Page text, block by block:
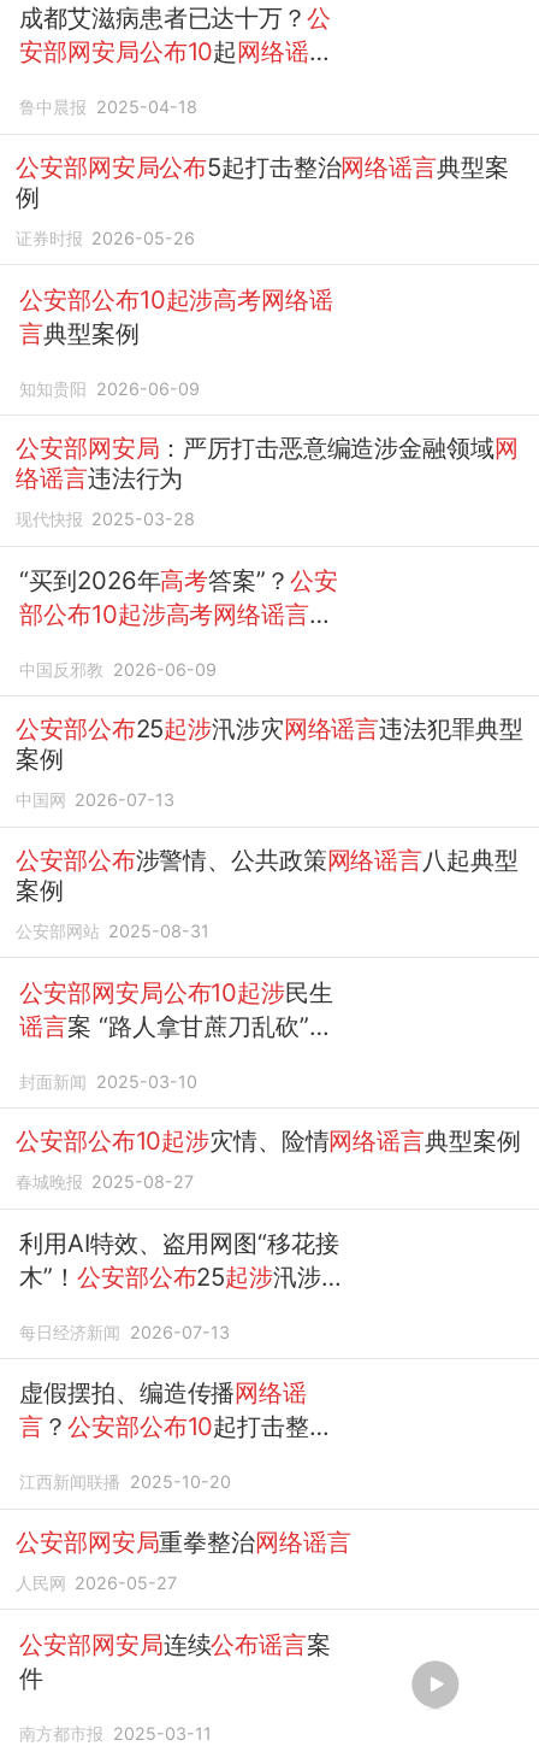
成都艾滋病患者已达十万？ 公
安部网安局公布10起网络谣言
鲁中晨报 2025-04-18
公安部网安局公布5起打击整治网络谣言典型案
例
证券时报 2026-05-26
公安部公布10起涉高考网络谣
言典型案例
知知贵阳 2026-06-09
公安部网安局 ：严厉打击恶意编造涉金融领域网
络谣言违法行为
现代快报 2025-03-28
“买到2026年高考答案”？ 公安
部公布10起涉高考网络谣言典
中国反邪教 2026-06-09
公安部公布25起涉汛涉灾网络谣言违法犯罪典型
案例
中国网 2026-07-13
公安部公布涉警情、公共政策网络谣言八起典型
案例
公安部网站 2025-08-31
公安部网安局公布10起涉民生
谣言案 “路人拿甘蔗刀乱砍”造
封面新闻 2025-03-10
公安部公布10起涉灾情、险情网络谣言典型案例
春城晚报 2025-08-27
利用AI特效、盗用网图“移花接
木”！公安部公布25起涉汛涉
例，多地网友编造灾情
罚
每日经济新闻 2026-07-13
虚假摆拍、编造传播网络谣
言 ？公安部公布10起打击整治
江西新闻联播 2025-10-20
公安部网安局重拳整治网络谣言
人民网 2026-05-27
公安部网安局连续公布谣言案
件
南方都市报 2025-03-11